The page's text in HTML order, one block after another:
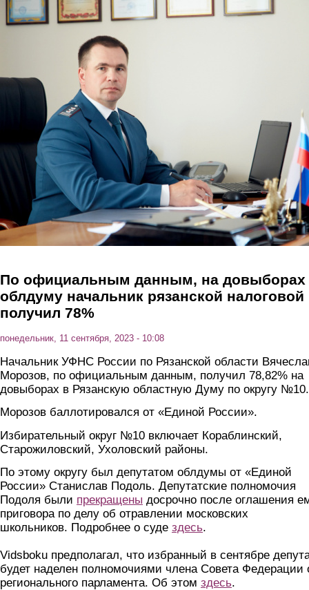
Перейти к основному содержанию
По официальным данным, на довыборах
облдуму начальник рязанской налоговой
получил 78%
понедельник, 11 сентября, 2023 - 10:08
Начальник УФНС России по Рязанской области
Морозов, по официальным данным, получил 78,82% на
довыборах в Рязанскую областную Думу по округу №10.
Морозов баллотировался от «Единой России».
Избирательный округ №10 включает Кораблинский,
Старожиловский, Ухоловский районы.
По этому округу был депутатом облдумы от «Единой
России» Станислав Подоль. Депутатские полномочия
Подоля были прекращены досрочно после оглашения
приговора по делу об отравлении московских
школьников. Подробнее о суде здесь.
Vidsboku предполагал, что избранный в сентябре
будет наделен полномочиями члена Совета Федерации
регионального парламента. Об этом здесь.